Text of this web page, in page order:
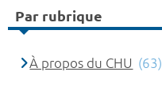
Par rubrique
À propos du CHU (63)